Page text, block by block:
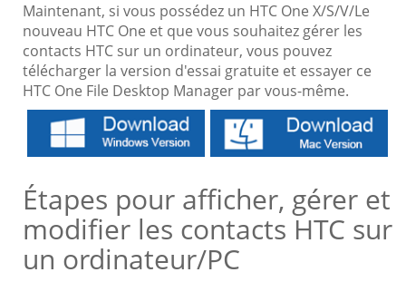
Maintenant, si vous possédez un HTC One X/S/V/Le
nouveau HTC One et que vous souhaitez gérer les
contacts HTC sur un ordinateur, vous pouvez
télécharger la version d'essai gratuite et essayer ce
HTC One File Desktop Manager par vous-même.
Étapes pour afficher, gérer et
modifier les contacts HTC sur
un ordinateur/PC